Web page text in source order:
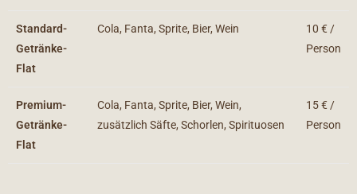
Standard-
Getränke-
Flat
Cola, Fanta, Sprite, Bier, Wein
10 € /
Person
Premium-
Getränke-
Flat
Cola, Fanta, Sprite, Bier, Wein,
zusätzlich Säfte, Schorlen, Spirituosen
15 € /
Person